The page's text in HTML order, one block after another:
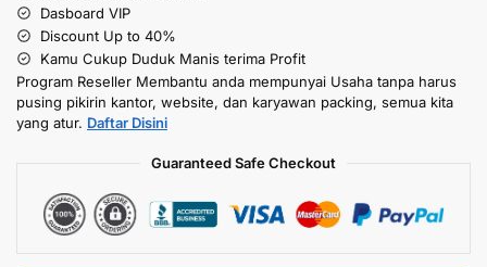
Dasboard VIP
Discount Up to 40%
Kamu Cukup Duduk Manis terima Profit
Program Reseller Membantu anda mempunyai Usaha tanpa harus
pusing pikirin kantor, website, dan karyawan packing, semua kita
yang atur. Daftar Disini
Guaranteed Safe Checkout